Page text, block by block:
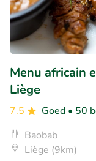
Menu africain
Liège
7.5 Goed • 50
Baobab
Liège (9km)